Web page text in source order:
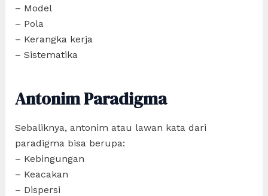
– Model
– Pola
– Kerangka kerja
– Sistematika
Antonim Paradigma
Sebaliknya, antonim atau lawan kata dari
paradigma bisa berupa:
– Kebingungan
– Keacakan
– Dispersi